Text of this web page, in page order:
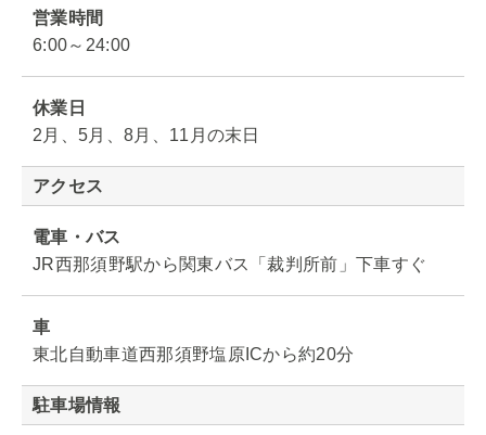
営業時間
6:00～24:00
休業日
2月、5月、8月、11月の末日
アクセス
電車・バス
JR西那須野駅から関東バス「裁判所前」下車すぐ
車
東北自動車道西那須野塩原ICから約20分
駐車場情報